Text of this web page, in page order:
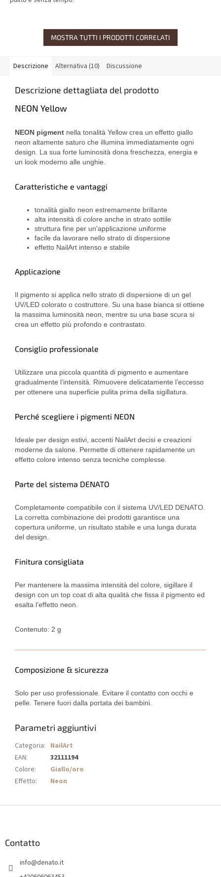
MOSTRA TUTTI I PRODOTTI CORRELATI
Descrizione Alternativa (10) Discussione
Descrizione dettagliata del prodotto
NEON Yellow
NEON pigment nella tonalità Yellow crea un effetto giallo
neon altamente saturo che illumina immediatamente ogni
design. La sua forte luminosità dona freschezza, energia e
un look moderno alle unghie.
Caratteristiche e vantaggi
tonalità giallo neon estremamente brillante
alta intensità di colore anche in strato sottile
struttura fine per un'applicazione uniforme
facile da lavorare nello strato di dispersione
effetto NailArt intenso e stabile
Applicazione
Il pigmento si applica nello strato di dispersione di un gel
UV/LED colorato o costruttore. Su una base bianca si ottiene
la massima luminosità neon, mentre su una base scura si
crea un effetto più profondo e contrastato.
Consiglio professionale
Utilizzare una piccola quantità di pigmento e aumentare
gradualmente l’intensità. Rimuovere delicatamente l’eccesso
per ottenere una superficie pulita prima della sigillatura.
Perché scegliere i pigmenti NEON
Ideale per design estivi, accenti NailArt decisi e creazioni
moderne da salone. Permette di ottenere rapidamente un
effetto colore intenso senza tecniche complesse.
Parte del sistema DENATO
Completamente compatibile con il sistema UV/LED DENATO.
La corretta combinazione dei prodotti garantisce una
copertura uniforme, un risultato stabile e una lunga durata
del design.
Finitura consigliata
Per mantenere la massima intensità del colore, sigillare il
design con un top coat di alta qualità che fissa il pigmento ed
esalta l’effetto neon.
Contenuto: 2 g
Composizione & sicurezza
Solo per uso professionale. Evitare il contatto con occhi e
pelle. Tenere fuori dalla portata dei bambini.
Parametri aggiuntivi
Categoria: NailArt
EAN:
32111194
Colore:
Giallo/oro
Effetto: Neon
Contatto
info@denato.it